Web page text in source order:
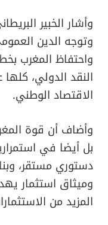
وأشار الخبير
وتوجه الدين
واحتفاظ المغرب
النقد الدولي، كلها
الاقتصاد الوطني.
وأضاف أن قوة
بل أيضا في
دستوري مستقر،
وميثاق استثمار
المزيد من